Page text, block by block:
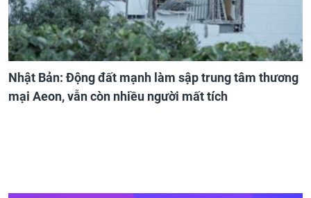
Nhật Bản: Động đất mạnh làm sập trung tâm thương
mại Aeon, vẫn còn nhiều người mất tích